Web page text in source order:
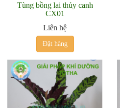
Tùng bồng lai thủy canh
CX01
Liên hệ
Đặt hàng